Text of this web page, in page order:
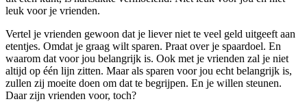
leuk voor je vrienden.
Vertel je vrienden gewoon dat je liever niet te veel geld uitgeeft aan
etentjes. Omdat je graag wilt sparen. Praat over je spaardoel. En
waarom dat voor jou belangrijk is. Ook met je vrienden zal je niet
altijd op één lijn zitten. Maar als sparen voor jou echt belangrijk is,
zullen zij moeite doen om dat te begrijpen. En je willen steunen.
Daar zijn vrienden voor, toch?